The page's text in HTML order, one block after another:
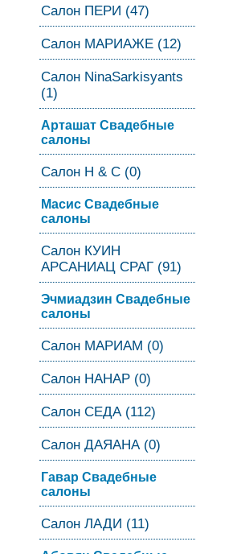
Салон ПЕРИ (47)
Салон МАРИАЖЕ (12)
Салон NinaSarkisyants
(1)
Арташат Свадебные
салоны
Салон Н & С (0)
Масис Свадебные
салоны
Салон КУИН
АРСАНИАЦ СРАГ (91)
Эчмиадзин Свадебные
салоны
Салон МАРИАМ (0)
Салон НАНАР (0)
Салон СЕДА (112)
Салон ДАЯАНА (0)
Гавар Свадебные
салоны
Салон ЛАДИ (11)